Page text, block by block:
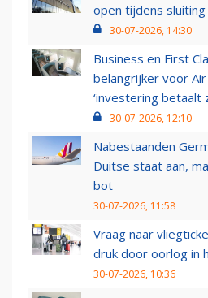
open tijdens
30-07-2026, 14:30
Business en First
belangrijker voor Air
‘investering betaalt
30-07-2026, 12:10
Nabestaanden
Duitse staat aan,
bot
30-07-2026, 11:58
Vraag naar
druk door oorlog in
30-07-2026, 10:36